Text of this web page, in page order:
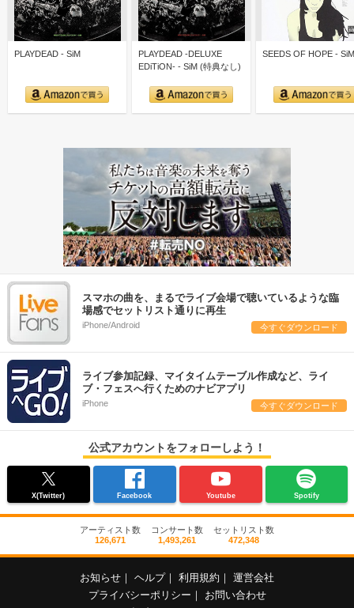
PLAYDEAD - SiM
PLAYDEAD -DELUXE
EDiTiON- - SiM (特典なし)
SEEDS OF HOPE - SiM
スマホの曲を、まるでライブ会場で聴いているような臨
場感でセットリスト通りに再生
iPhone/Android 今すぐダウンロード
ライブ参加記録、マイタイムテーブル作成など、ライ
ブ・フェスへ行くためのナビアプリ
iPhone 今すぐダウンロード
公式アカウントをフォローしよう！
X(Twitter) Facebook Youtube Spotify
アーティスト数
126,671
コンサート数
1,493,261
セットリスト数
472,348
お知らせ ヘルプ 利用規約
運営会社
プライバシーポリシー
お問い合わせ